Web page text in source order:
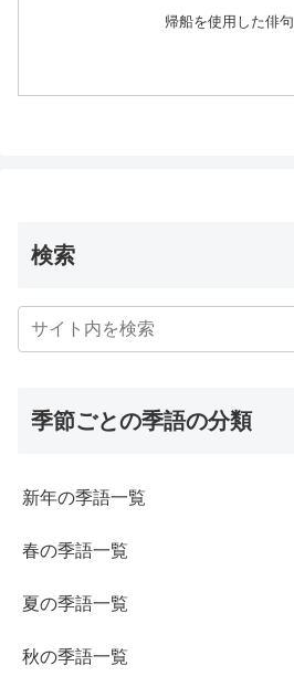
帰船を使用した俳句
検索
季節ごとの季語の分類
新年の季語一覧
春の季語一覧
夏の季語一覧
秋の季語一覧